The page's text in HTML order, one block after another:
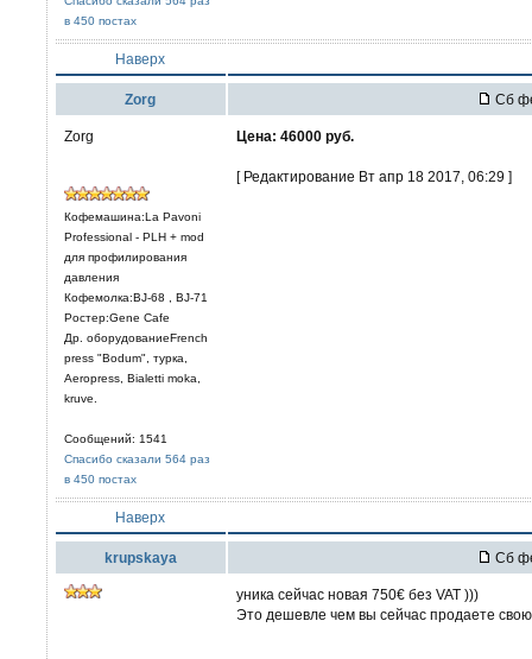
в 450 постах
Наверх
Zorg Сб
Zorg
Кофемашина:La Pavoni
Professional - PLH + mod
для профилирования
давления
Кофемолка:BJ-68 , BJ-71
Ростер:Gene Cafe
Др. оборудованиеFrench
press "Bodum", турка,
Aeropress, Bialetti moka,
kruve.
Сообщений: 1541
Спасибо сказали 564 раз
в 450 постах
Цена: 46000 руб.
[ Редактирование Вт апр 18 2017, 06:29 ]
Наверх
krupskaya Сб
уника сейчас новая 750€ без VAT )))
Это дешевле чем вы сейчас продаете